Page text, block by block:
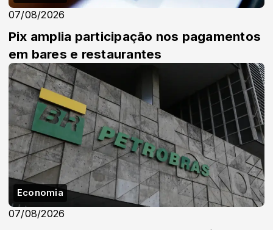
07/08/2026
Pix amplia participação nos pagamentos
em bares e restaurantes
Economia
07/08/2026